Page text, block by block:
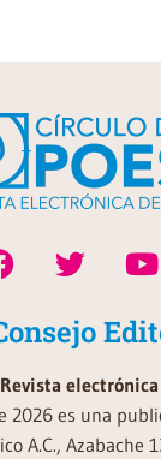
2026 es una
A.C., Azabache